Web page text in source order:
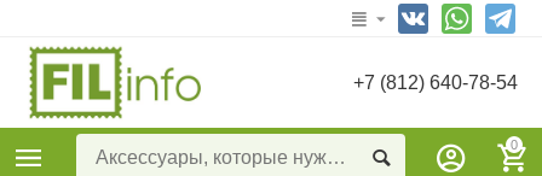
+7 (812) 640-78-54
0